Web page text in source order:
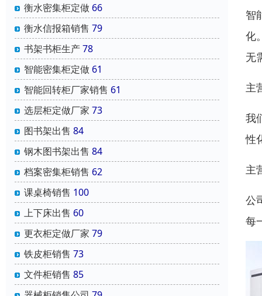
衡水密集柜定做 66
衡水信报箱销售 79
书架书柜生产78
智能密集柜定做 61
智能回转柜厂家销售 61
选层柜定做厂家 73
图书架出售 84
钢木图书架出售 84
档案密集柜销售 62
课桌椅销售 100
上下床出售 60
更衣柜定做厂家 79
铁皮柜销售 73
文件柜销售 85
智
化
无
主
我
性
主
公
每